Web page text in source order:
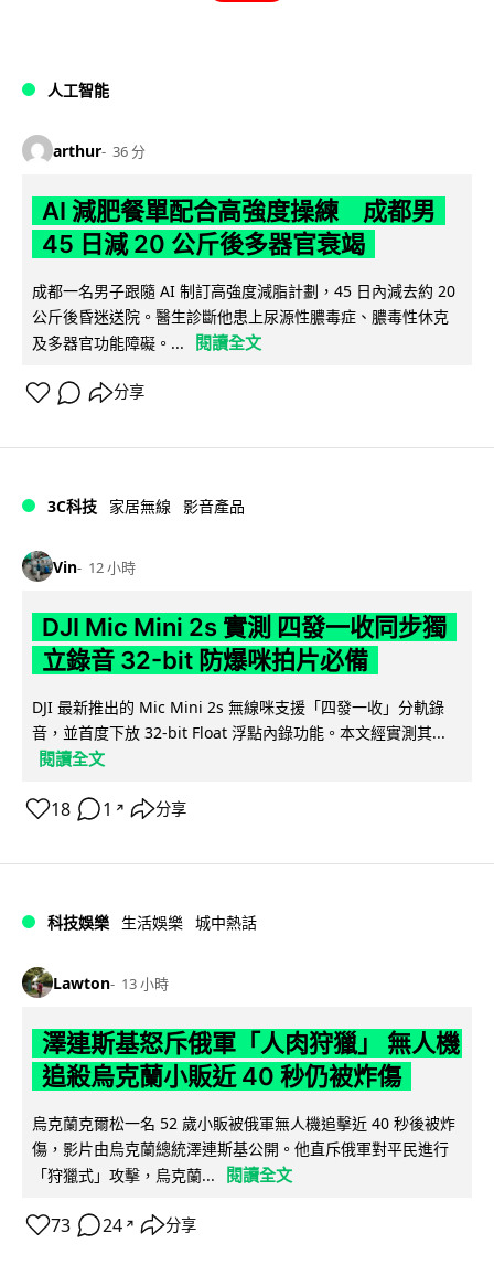
人工智能
arthur 36 分
AI 減肥餐單配合高強度操練 成都男
45 日減 20 公斤後多器官衰竭
成都一名男子跟隨 AI 制訂高強度減脂計劃，45 日內減去約 20
公斤後昏迷送院。醫生診斷他患上尿源性膿毒症、膿毒性休克
及多器官功能障礙。...
閱讀全文
分享
3C科技 家居無線 影音產品
Vin 12 小時
DJI Mic Mini 2s 實測 四發一收同步獨
立錄音 32-bit 防爆咪拍片必備
DJI 最新推出的 Mic Mini 2s 無線咪支援「四發一收」分軌錄
音，並首度下放 32-bit Float 浮點內錄功能。本文經實測其...
閱讀全文
18 1 ↗ 分享
科技娛樂 生活娛樂 城中熱話
Lawton 13 小時
澤連斯基怒斥俄軍「人肉狩獵」 無人機
追殺烏克蘭小販近 40 秒仍被炸傷
烏克蘭克爾松一名 52 歲小販被俄軍無人機追擊近 40 秒後被炸
傷，影片由烏克蘭總統澤連斯基公開。他直斥俄軍對平民進行
「狩獵式」攻擊，烏克蘭...
閱讀全文
73 24 ↗ 分享